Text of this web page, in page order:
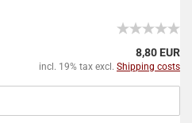
8,80 EUR
incl. 19% tax excl. Shipping costs